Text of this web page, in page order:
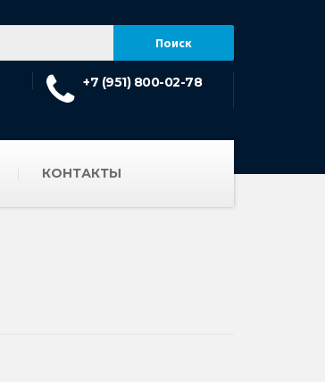
+7 (951) 800-02-78
КОНТАКТЫ